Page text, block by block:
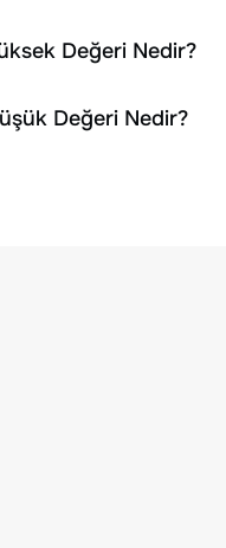
Değeri Nedir?
Değeri Nedir?